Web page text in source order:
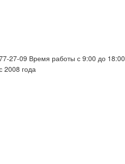
27-09 Время работы с 9:00 до 18:00
2008 года